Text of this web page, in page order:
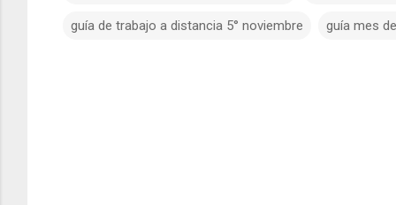
guía de trabajo a distancia 5° noviembre guía mes